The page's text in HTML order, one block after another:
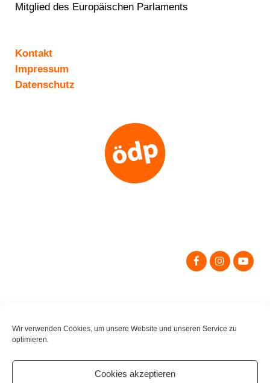
Wir verwenden Cookies, um unsere Website und unseren Service zu
optimieren.
Cookies akzeptieren
Mitglied des Europäischen Parlaments
Kontakt
Impressum
Datenschutz